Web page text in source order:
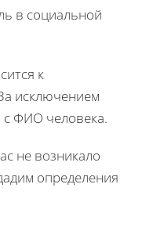
в социальной
к
исключением
с ФИО человека.
не возникало
определения